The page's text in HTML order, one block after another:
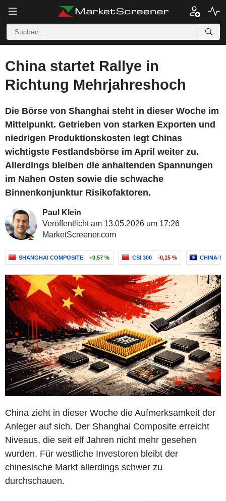
China startet Rallye in
Richtung Mehrjahreshoch
Die Börse von Shanghai steht in dieser Woche im
Mittelpunkt. Getrieben von starken Exporten und
niedrigen Produktionskosten legt Chinas
wichtigste Festlandsbörse im April weiter zu.
Allerdings bleiben die anhaltenden Spannungen
im Nahen Osten sowie die schwache
Binnenkonjunktur Risikofaktoren.
Paul Klein
Veröffentlicht am 13.05.2026 um 17:26
MarketScreener.com
SHANGHAI COMPOSITE +0,57 % CSI 300 -0,15 % CHINA-
China zieht in dieser Woche die Aufmerksamkeit der
Anleger auf sich. Der Shanghai Composite erreicht
Niveaus, die seit elf Jahren nicht mehr gesehen
wurden. Für westliche Investoren bleibt der
chinesische Markt allerdings schwer zu
durchschauen.